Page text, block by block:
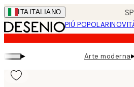
Skip
to
main
content.
ITA ITALIANO
PIÚ POPOLARI
▸ Arte moderna